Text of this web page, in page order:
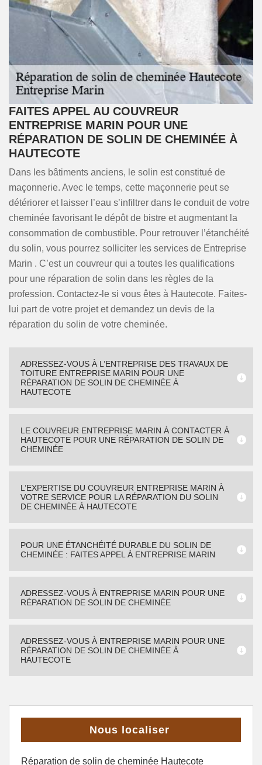
FAITES APPEL AU COUVREUR
ENTREPRISE MARIN POUR UNE
RÉPARATION DE SOLIN DE CHEMINÉE À
HAUTECOTE
Dans les bâtiments anciens, le solin est constitué de
maçonnerie. Avec le temps, cette maçonnerie peut se
détériorer et laisser l’eau s’infiltrer dans le conduit de votre
cheminée favorisant le dépôt de bistre et augmentant la
consommation de combustible. Pour retrouver l’étanchéité
du solin, vous pourrez solliciter les services de Entreprise
Marin . C’est un couvreur qui a toutes les qualifications
pour une réparation de solin dans les règles de la
profession. Contactez-le si vous êtes à Hautecote. Faites-
lui part de votre projet et demandez un devis de la
réparation du solin de votre cheminée.
ADRESSEZ-VOUS À L’ENTREPRISE DES TRAVAUX DE
TOITURE ENTREPRISE MARIN POUR UNE
RÉPARATION DE SOLIN DE CHEMINÉE À
HAUTECOTE
LE COUVREUR ENTREPRISE MARIN À CONTACTER À
HAUTECOTE POUR UNE RÉPARATION DE SOLIN DE
CHEMINÉE
L’EXPERTISE DU COUVREUR ENTREPRISE MARIN À
VOTRE SERVICE POUR LA RÉPARATION DU SOLIN
DE CHEMINÉE À HAUTECOTE
POUR UNE ÉTANCHÉITÉ DURABLE DU SOLIN DE
CHEMINÉE : FAITES APPEL À ENTREPRISE MARIN
ADRESSEZ-VOUS À ENTREPRISE MARIN POUR UNE
RÉPARATION DE SOLIN DE CHEMINÉE
ADRESSEZ-VOUS À ENTREPRISE MARIN POUR UNE
RÉPARATION DE SOLIN DE CHEMINÉE À
HAUTECOTE
Nous localiser
Réparation de solin de cheminée Hautecote